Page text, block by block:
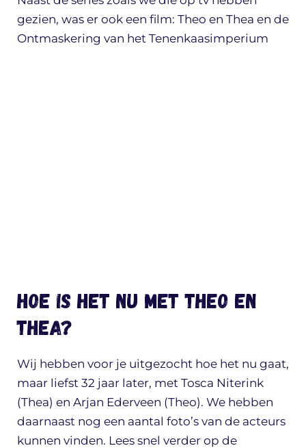
gezien, was er ook een film: Theo en Thea en de
Ontmaskering van het Tenenkaasimperium
Hoe is het nu met Theo en
Thea?
Wij hebben voor je uitgezocht hoe het nu gaat,
maar liefst 32 jaar later, met Tosca Niterink
(Thea) en Arjan Ederveen (Theo). We hebben
daarnaast nog een aantal foto’s van de acteurs
kunnen vinden. Lees snel verder op de